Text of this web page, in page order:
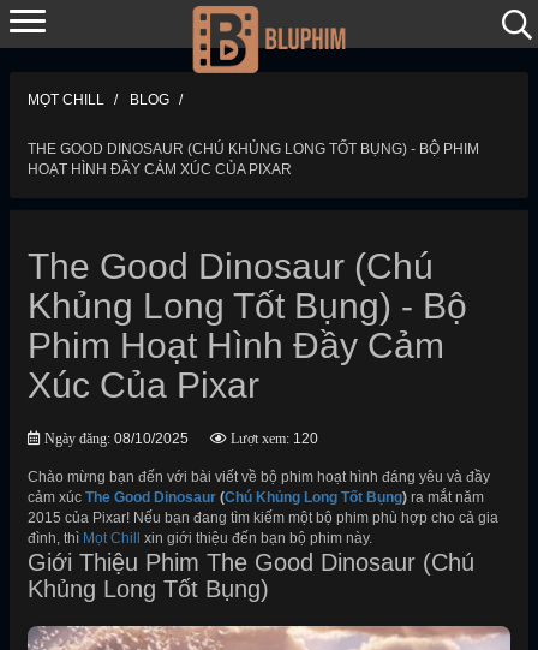
MỌT CHILL BLOG
THE GOOD DINOSAUR (CHÚ KHỦNG LONG TỐT BỤNG) - BỘ PHIM
HOẠT HÌNH ĐẦY CẢM XÚC CỦA PIXAR
The Good Dinosaur (Chú
Khủng Long Tốt Bụng) - Bộ
Phim Hoạt Hình Đầy Cảm
Xúc Của Pixar
Ngày đăng: 08/10/2025 Lượt xem: 120
Chào mừng bạn đến với bài viết về bộ phim hoạt hình đáng yêu và đầy
cảm xúc The Good Dinosaur (Chú Khủng Long Tốt Bụng) ra mắt năm
2015 của Pixar! Nếu bạn đang tìm kiếm một bộ phim phù hợp cho cả gia
đình, thì Mọt Chill xin giới thiệu đến bạn bộ phim này.
Giới Thiệu Phim The Good Dinosaur (Chú
Khủng Long Tốt Bụng)